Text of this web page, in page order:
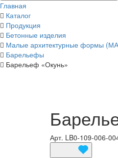
Главная
Каталог
Продукция
Бетонные изделия
Малые архитектурные формы
Барельефы
Барельеф «Окунь»
Арт. LB0-109-006-